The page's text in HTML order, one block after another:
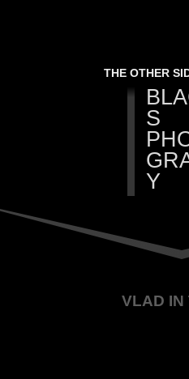
THE OTHER
S
Y
VLAD IN